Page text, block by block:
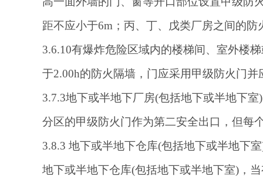
距不应小于6m；丙、丁、戊类厂房之间的防
3.6.10有爆炸危险区域内的楼梯间、室外楼
于2.00h的防火隔墙，门应采用甲级防火门
3.7.3地下或半地下厂房(包括地下或半地下
分区的甲级防火门作为第二安全出口，但每
3.8.3 地下或半地下仓库(包括地下或半地下
地下或半地下仓库(包括地下或半地下室)，